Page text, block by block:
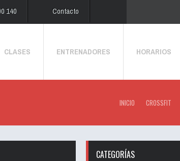
140 Contacto
CLASES ENTRENADORES HORARIOS
INICIO CROSSFIT
CATEGORÍAS